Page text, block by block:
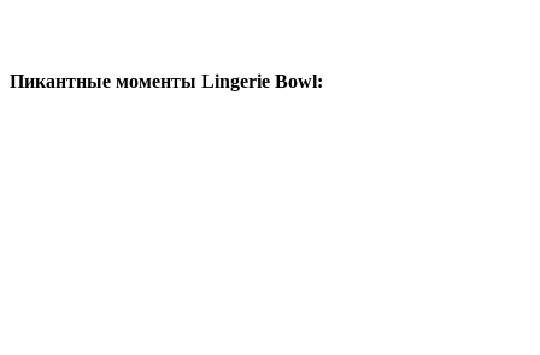
Пикантные моменты Lingerie Bowl: